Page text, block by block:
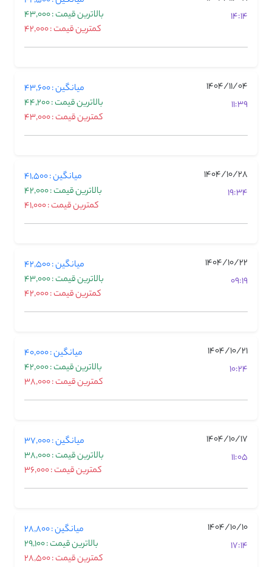
14:14
بالاترین قیمت : 43,000
کمترین قیمت : 42,000
1404/11/04
11:39
میانگین : 43,600
بالاترین قیمت : 44,200
کمترین قیمت : 43,000
1404/10/28
19:34
میانگین : 41,500
بالاترین قیمت : 42,000
کمترین قیمت : 41,000
1404/10/22
09:19
میانگین : 42,500
بالاترین قیمت : 43,000
کمترین قیمت : 42,000
1404/10/21
10:24
میانگین : 40,000
بالاترین قیمت : 42,000
کمترین قیمت : 38,000
1404/10/17
11:05
میانگین : 37,000
بالاترین قیمت : 38,000
کمترین قیمت : 36,000
1404/10/10
17:14
میانگین : 28,800
بالاترین قیمت : 29,100
کمترین قیمت : 28,500